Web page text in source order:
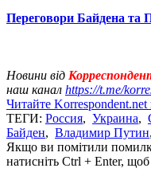
Переговори Байдена та
Новини від
наш канал https://t.me/
Читайте
ТЕГИ: Россия, Украина,
Байден, Владимир Путин
Якщо ви помітили
натисніть Ctrl + Enter,